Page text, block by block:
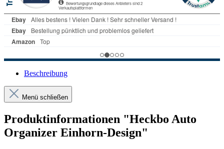
Beschreibung
Menü schließen
Produktinformationen "Heckbo Auto
Organizer Einhorn-Design"